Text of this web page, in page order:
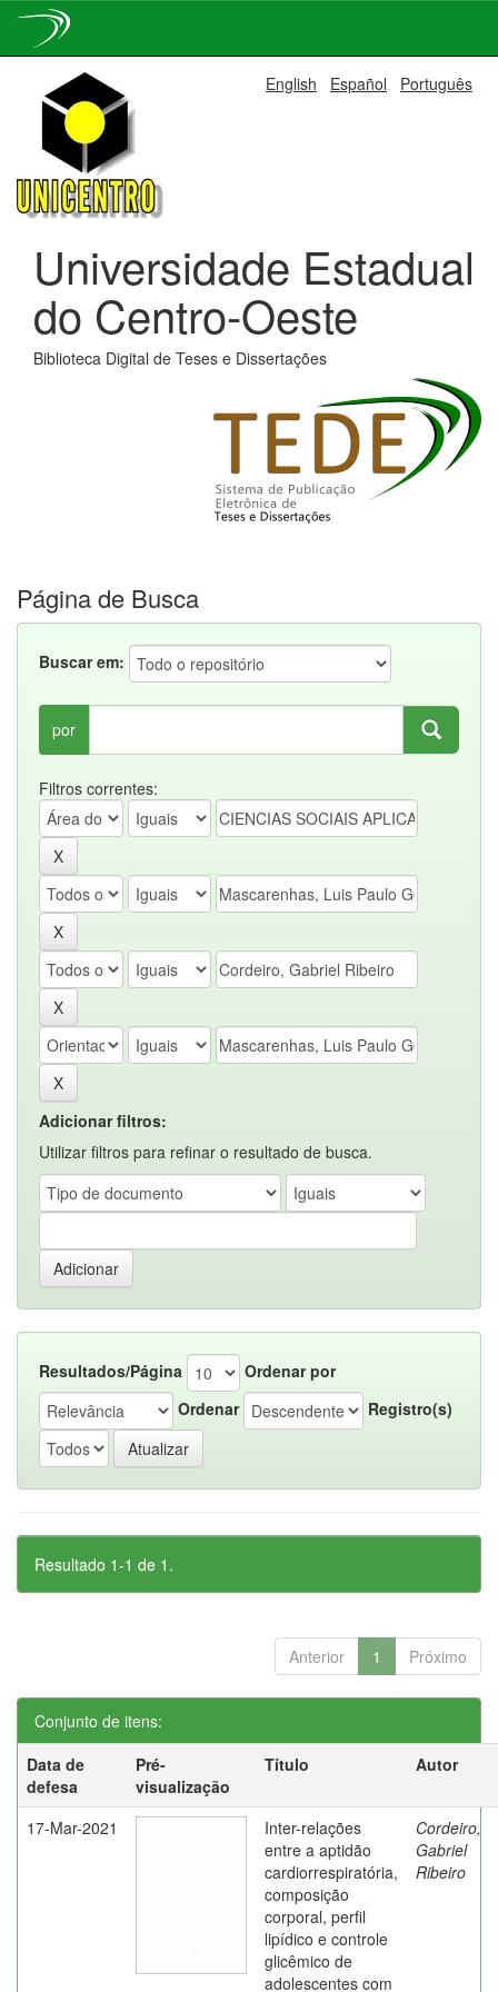
navigation
English Español Português
Universidade Estadual
do Centro-Oeste
Biblioteca Digital de Teses e Dissertações
Página de Busca
Buscar em:
por
Filtros correntes:
Adicionar filtros:
Utilizar filtros para refinar o resultado de busca.
Resultados/Página
Ordenar por
Ordenar
Registro(s)
Resultado 1-1 de 1.
Anterior 1 Próximo
Conjunto de itens:
Data de
defesa
Pré-
visualização
Título Autor
17-Mar-2021
Inter-relações
entre a aptidão
cardiorrespiratória,
composição
corporal, perfil
lipídico e controle
glicêmico de
adolescentes com
Cordeiro,
Gabriel
Ribeiro